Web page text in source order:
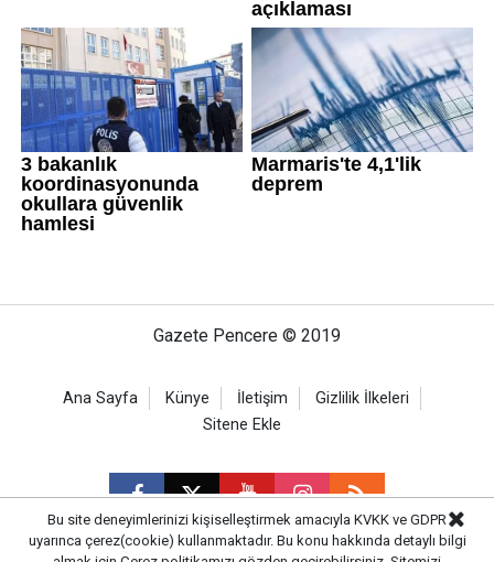
Gazete Pencere © 2019
Ana Sayfa Künye İletişim
Gizlilik İlkeleri
Sitene Ekle
Bu site deneyimlerinizi kişiselleştirmek amacıyla KVKK ve GDPR
uyarınca çerez(cookie) kullanmaktadır. Bu konu hakkında detaylı bilgi